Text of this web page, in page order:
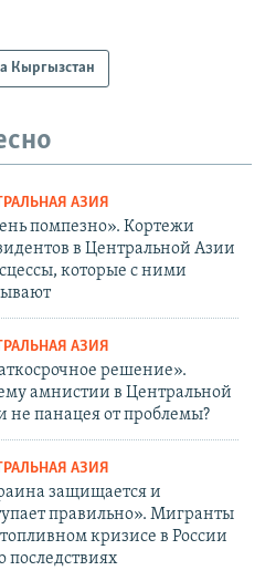
Кыргызстан
АЗИЯ
помпезно». Кортежи
в Центральной Азии
которые с ними
АЗИЯ
решение».
амнистии в Центральной
не панацея от проблемы?
АЗИЯ
защищается и
правильно». Мигранты
кризисе в России
последствиях